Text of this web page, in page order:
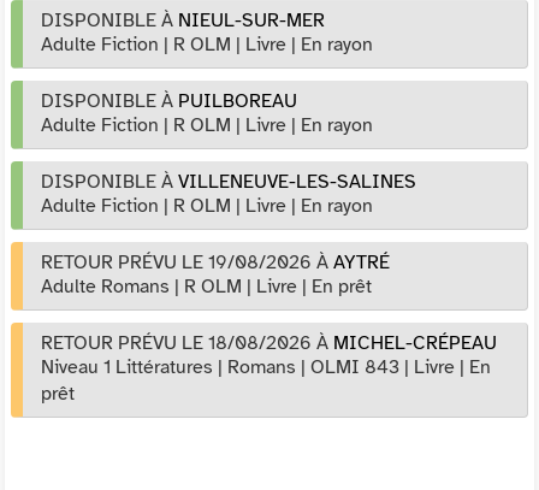
DISPONIBLE À NIEUL-SUR-MER
Adulte Fiction | R OLM | Livre | En rayon
DISPONIBLE À PUILBOREAU
Adulte Fiction | R OLM | Livre | En rayon
DISPONIBLE À VILLENEUVE-LES-SALINES
Adulte Fiction | R OLM | Livre | En rayon
RETOUR PRÉVU LE 19/08/2026 À AYTRÉ
Adulte Romans | R OLM | Livre | En prêt
RETOUR PRÉVU LE 18/08/2026 À MICHEL-CRÉPEAU
Niveau 1 Littératures | Romans | OLMI 843 | Livre | En
prêt